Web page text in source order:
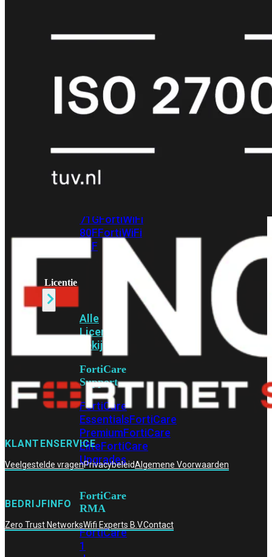
Wi-
FortiWiFi
30G FortiWiFi
31G
FortiWiFi
51GFortiWiFi
61F
71GFortiWiFi
80FFortiWiFi
81F
Licentie
Alle
Licenties
bekijken
FortiCare
Support
FortiCare
EssentialsFortiCare
PremiumFortiCare
EliteFortiCare
Upgrades
FortiCare
RMA
FortiCare
1
KLANTENSERVICE
Veelgestelde vragenPrivacybeleidAlgemene Voorwaarden
BEDRIJFINFO
Zero Trust NetworksWifi Experts B.V.Contact